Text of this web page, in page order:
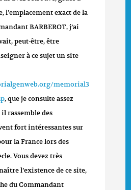
l’emplacement exact de la
BARBEROT, j’ai
peut-être, être
à ce sujet un site
memorial3
, que je consulte assez
rassemble des
fort intéressantes sur
la France lors des
Vous devez très
l’existence de ce site,
du Commandant